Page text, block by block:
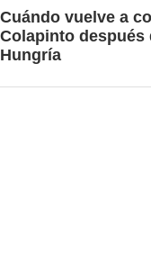
Cuándo vuelve a
Colapinto después
Hungría